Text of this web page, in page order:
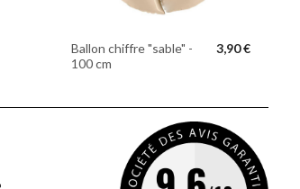
Ballon chiffre "sable" -
100 cm
3,90 €